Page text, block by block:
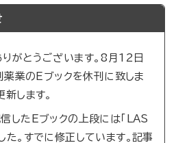
がとうございます。8月12日
薬業のEブックを休刊に致しま
新します。
たEブックの上段には「LAS
た。すでに修正しています。記事